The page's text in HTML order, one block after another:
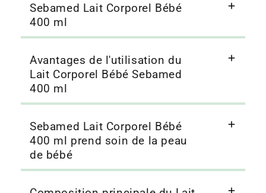
Sebamed Lait Corporel Bébé
400 ml
Avantages de l'utilisation du
Lait Corporel Bébé Sebamed
400 ml
Sebamed Lait Corporel Bébé
400 ml prend soin de la peau
de bébé